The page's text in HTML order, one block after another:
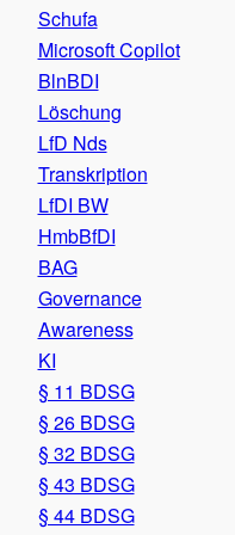
Schufa
Microsoft Copilot
BlnBDI
Löschung
LfD Nds
Transkription
LfDI BW
HmbBfDI
BAG
Governance
Awareness
KI
§ 11 BDSG
§ 26 BDSG
§ 32 BDSG
§ 43 BDSG
§ 44 BDSG